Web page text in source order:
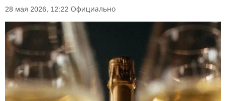
28 мая 2026, 12:22 Официально